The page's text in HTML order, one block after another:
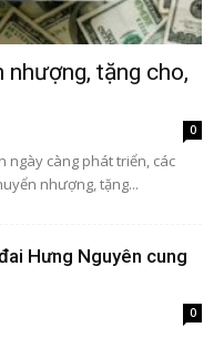
tặng cho,
0
ngày càng phát triển, các
nhượng, tặng...
Hưng Nguyên cung
0